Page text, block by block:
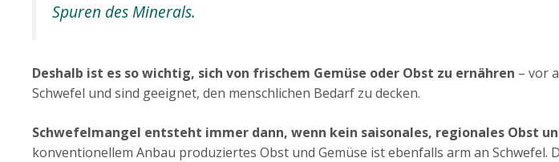
Spuren des Minerals.
Deshalb ist es so wichtig, sich von frischem Gemüse oder Obst zu ernähren – vor
Schwefel und sind geeignet, den menschlichen Bedarf zu decken.
Schwefelmangel entsteht immer dann, wenn kein saisonales, regionales Obst
konventionellem Anbau produziertes Obst und Gemüse ist ebenfalls arm an